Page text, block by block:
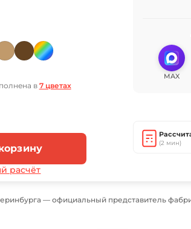
в 7 цветах
расчёт
MAX
(2 мин)
— официальный представитель